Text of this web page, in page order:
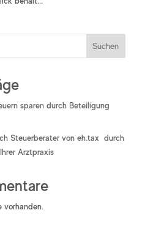
Suchen
sparen durch Beteiligung
Steuerberater von eh.tax durch
Arztpraxis
vorhanden.